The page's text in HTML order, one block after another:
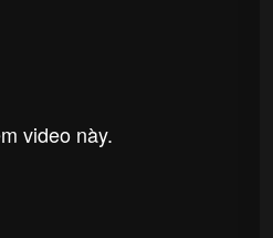
video này.